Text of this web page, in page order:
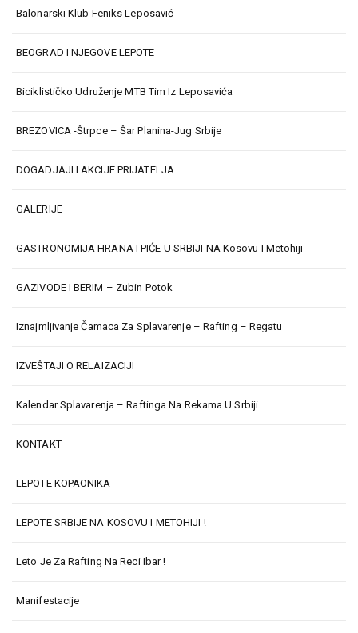
Balonarski Klub Feniks Leposavić
BEOGRAD I NJEGOVE LEPOTE
Biciklističko Udruženje MTB Tim Iz Leposavića
BREZOVICA -Štrpce – Šar Planina-Jug Srbije
DOGADJAJI I AKCIJE PRIJATELJA
GALERIJE
GASTRONOMIJA HRANA I PIĆE U SRBIJI NA Kosovu I Metohiji
GAZIVODE I BERIM – Zubin Potok
Iznajmljivanje Čamaca Za Splavarenje – Rafting – Regatu
IZVEŠTAJI O RELAIZACIJI
Kalendar Splavarenja – Raftinga Na Rekama U Srbiji
KONTAKT
LEPOTE KOPAONIKA
LEPOTE SRBIJE NA KOSOVU I METOHIJI !
Leto Je Za Rafting Na Reci Ibar !
Manifestacije